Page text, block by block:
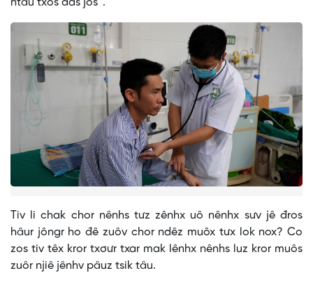
ntâu txos đas jos”.
Tiv li chak chor nênhs tưz zênhx uô nênhx sưv jê đros
hâur jôngr ho đê zuôv chor ndêz muôx tưx lok nox? Co
zos tiv têx kror txơưr txar mak lênhx nênhs luz kror muôs
zuôr njiê jênhv pâuz tsik tâu.